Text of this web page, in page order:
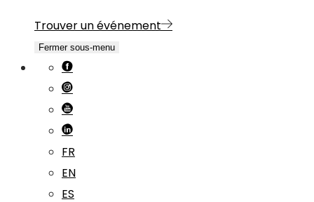
Trouver un événement
Fermer sous-menu
FR
EN
ES